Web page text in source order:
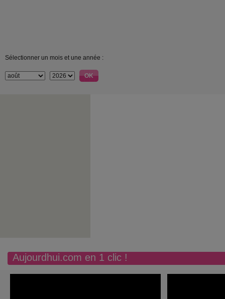
Sélectionner un mois et une année :
Aujourdhui.com en 1 clic !